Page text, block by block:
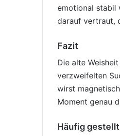
emotional stabil
darauf vertraut,
Fazit
Die alte
verzweifelten
wirst
Moment genau
Häufig